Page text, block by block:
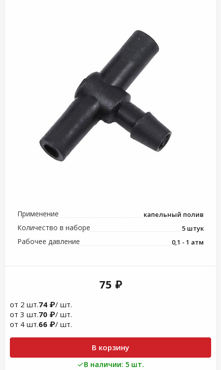
Применение капельный полив
Количество в наборе 5 штук
Рабочее давление 0,1 - 1 атм
75 ₽
от 2 шт.74 ₽/ шт.
от 3 шт.70 ₽/ шт.
от 4 шт.66 ₽/ шт.
В корзину
В наличии: 5 шт.